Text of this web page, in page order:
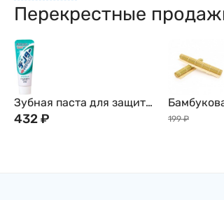
Перекрестные
Зубная паста для защиты
от кариеса с
432₽
(макису),
199 ₽